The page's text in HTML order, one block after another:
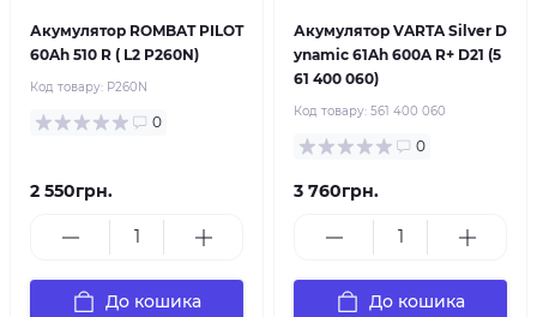
Акумулятор ROMBAT PILOT
60Ah 510 R ( L2 P260N)
Код товару: P260N
0
2 550грн.
До кошика
Акумулятор VARTA Silver D
ynamic 61Ah 600A R+ D21 (5
61 400 060)
Код товару: 561 400 060
0
3 760грн.
До кошика